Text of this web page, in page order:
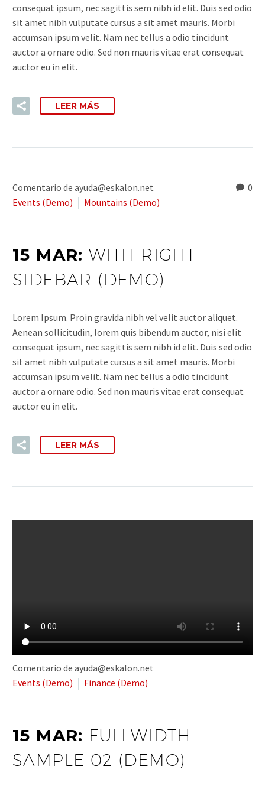
consequat ipsum, nec sagittis sem nibh id elit. Duis sed odio
sit amet nibh vulputate cursus a sit amet mauris. Morbi
accumsan ipsum velit. Nam nec tellus a odio tincidunt
auctor a ornare odio. Sed non mauris vitae erat consequat
auctor eu in elit.
LEER MÁS
0
Comentario de ayuda@eskalon.net
Events (Demo)
Mountains (Demo)
15 MAR:WITH RIGHT
SIDEBAR (DEMO)
Lorem Ipsum. Proin gravida nibh vel velit auctor aliquet.
Aenean sollicitudin, lorem quis bibendum auctor, nisi elit
consequat ipsum, nec sagittis sem nibh id elit. Duis sed odio
sit amet nibh vulputate cursus a sit amet mauris. Morbi
accumsan ipsum velit. Nam nec tellus a odio tincidunt
auctor a ornare odio. Sed non mauris vitae erat consequat
auctor eu in elit.
LEER MÁS
Comentario de ayuda@eskalon.net
Events (Demo)
Finance (Demo)
15 MAR: FULLWIDTH
SAMPLE 02 (DEMO)